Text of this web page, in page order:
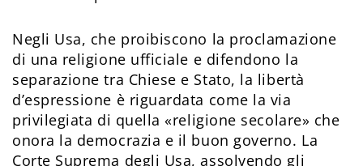
Negli Usa, che proibiscono la proclamazione
di una religione ufficiale e difendono la
separazione tra Chiese e Stato, la libertà
d’espressione è riguardata come la via
privilegiata di quella «religione secolare» che
onora la democrazia e il buon governo. La
Corte Suprema degli Usa, assolvendo gli